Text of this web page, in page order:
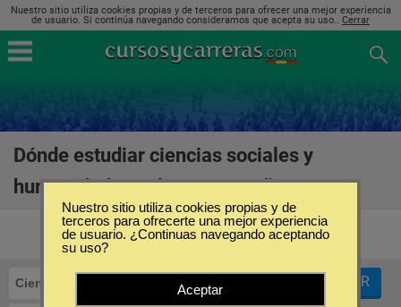
Nuestro sitio utiliza cookies propias y de terceros para ofrecer una mejor experiencia
de usuario. Si continúa navegando consideramos que acepta su uso.. Cerrar
Dónde estudiar ciencias sociales y
humanidades online en España
Ciencias Sociales y Humanidades FILTRAR
Nuestro sitio utiliza cookies propias y de
terceros para ofrecerte una mejor experiencia
de usuario. ¿Continuas navegando aceptando
su uso?
Aceptar